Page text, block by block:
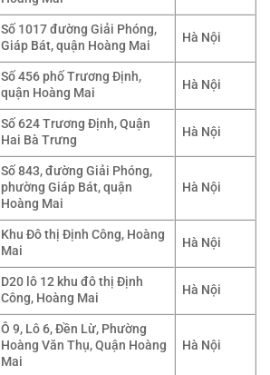
Số 1017 đường Giải Phóng,
Giáp Bát, quận Hoàng Mai
Hà Nội
Số 456 phố Trương Định,
quận Hoàng Mai
Hà Nội
Số 624 Trương Định, Quận
Hai Bà Trưng
Hà Nội
Số 843, đường Giải Phóng,
phường Giáp Bát, quận
Hoàng Mai
Hà Nội
Khu Đô thị Định Công, Hoàng
Mai
Hà Nội
D20 lô 12 khu đô thị Định
Công, Hoàng Mai
Hà Nội
Ô 9, Lô 6, Đền Lừ, Phường
Hoàng Văn Thụ, Quận Hoàng
Mai
Hà Nội